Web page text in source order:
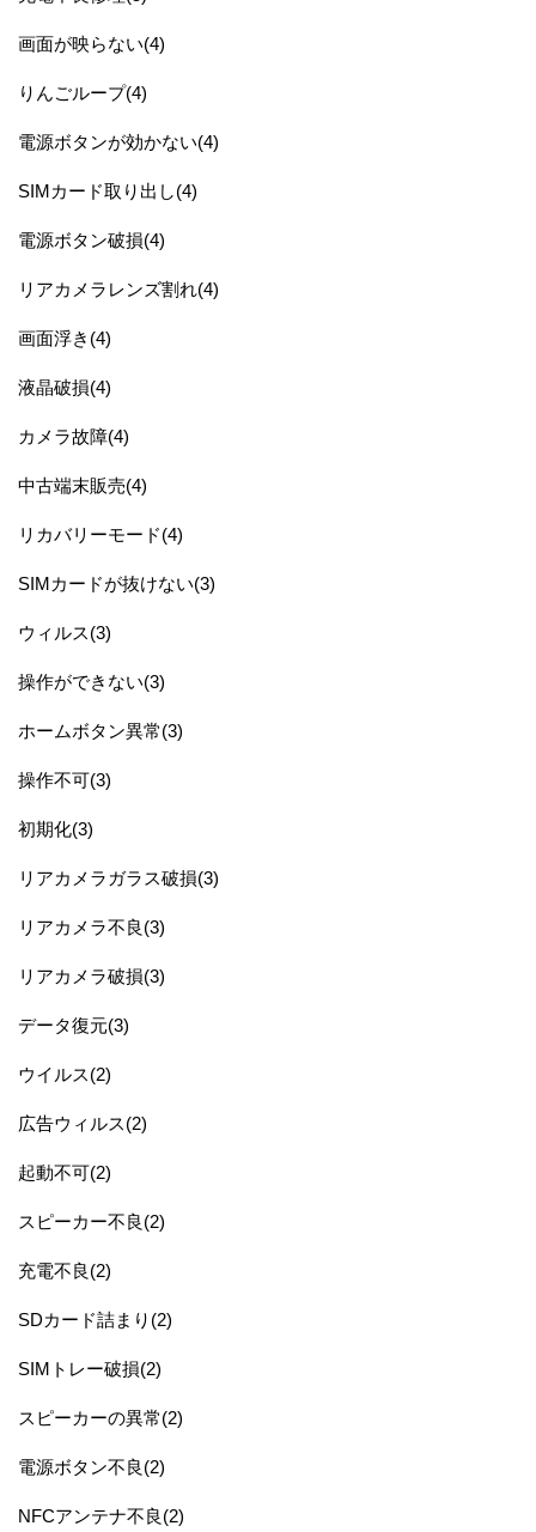
画面が映らない(4)
りんごループ(4)
電源ボタンが効かない(4)
SIMカード取り出し(4)
電源ボタン破損(4)
リアカメラレンズ割れ(4)
画面浮き(4)
液晶破損(4)
カメラ故障(4)
中古端末販売(4)
リカバリーモード(4)
SIMカードが抜けない(3)
ウィルス(3)
操作ができない(3)
ホームボタン異常(3)
操作不可(3)
初期化(3)
リアカメラガラス破損(3)
リアカメラ不良(3)
リアカメラ破損(3)
データ復元(3)
ウイルス(2)
広告ウィルス(2)
起動不可(2)
スピーカー不良(2)
充電不良(2)
SDカード詰まり(2)
SIMトレー破損(2)
スピーカーの異常(2)
電源ボタン不良(2)
NFCアンテナ不良(2)